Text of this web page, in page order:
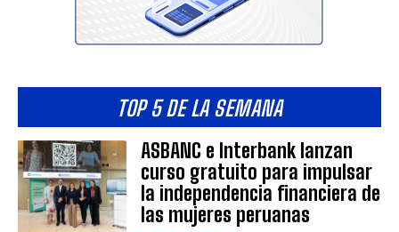
TOP 5 DE LA SEMANA
ASBANC e Interbank lanzan
curso gratuito para impulsar
la independencia financiera de
las mujeres peruanas